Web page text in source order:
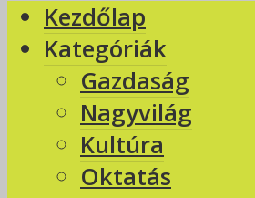
Kezdőlap
Kategóriák
Gazdaság
Nagyvilág
Kultúra
Oktatás